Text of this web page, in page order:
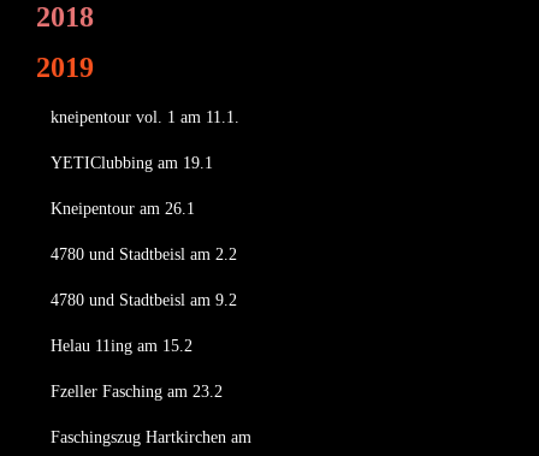
2018
2019
kneipentour vol. 1 am 11.1.
YETIClubbing am 19.1
Kneipentour am 26.1
4780 und Stadtbeisl am 2.2
4780 und Stadtbeisl am 9.2
Helau 11ing am 15.2
Fzeller Fasching am 23.2
Faschingszug Hartkirchen am